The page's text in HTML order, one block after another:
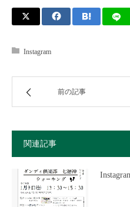
Instagram
前の記事
関連記事